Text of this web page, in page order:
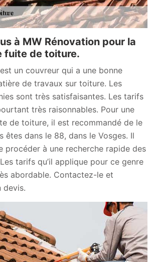
à MW Rénovation pour la
fuite de toiture.
un couvreur qui a une bonne
de travaux sur toiture. Les
sont très satisfaisantes. Les tarifs
très raisonnables. Pour une
de toiture, il est recommandé de le
êtes dans le 88, dans le Vosges. Il
procéder à une recherche rapide des
tarifs qu’il applique pour ce genre
abordable. Contactez-le et
devis.